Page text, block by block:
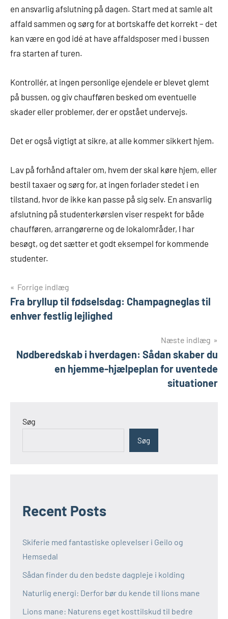
en ansvarlig afslutning på dagen. Start med at samle alt
affald sammen og sørg for at bortskaffe det korrekt – det
kan være en god idé at have affaldsposer med i bussen
fra starten af turen.
Kontrollér, at ingen personlige ejendele er blevet glemt
på bussen, og giv chaufføren besked om eventuelle
skader eller problemer, der er opstået undervejs.
Det er også vigtigt at sikre, at alle kommer sikkert hjem.
Lav på forhånd aftaler om, hvem der skal køre hjem, eller
bestil taxaer og sørg for, at ingen forlader stedet i en
tilstand, hvor de ikke kan passe på sig selv. En ansvarlig
afslutning på studenterkørslen viser respekt for både
chaufføren, arrangørerne og de lokalområder, I har
besøgt, og det sætter et godt eksempel for kommende
studenter.
Indlægsnavigation
Forrige indlæg
Fra bryllup til fødselsdag: Champagneglas til
enhver festlig lejlighed
Næste indlæg
Nødberedskab i hverdagen: Sådan skaber du
en hjemme-hjælpeplan for uventede
situationer
Søg
Søg
Recent Posts
Skiferie med fantastiske oplevelser i Geilo og
Hemsedal
Sådan finder du den bedste dagpleje i kolding
Naturlig energi: Derfor bør du kende til lions mane
Lions mane: Naturens eget kosttilskud til bedre